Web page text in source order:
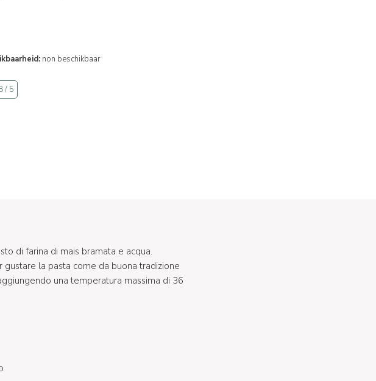
non beschikbaar
/ 5
di farina di mais bramata e acqua.
la pasta come da buona tradizione
una temperatura massima di 36